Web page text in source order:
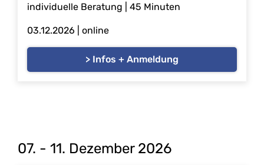
individuelle Beratung | 45 Minuten
03.12.2026 | online
> Infos + Anmeldung
07. - 11. Dezember 2026